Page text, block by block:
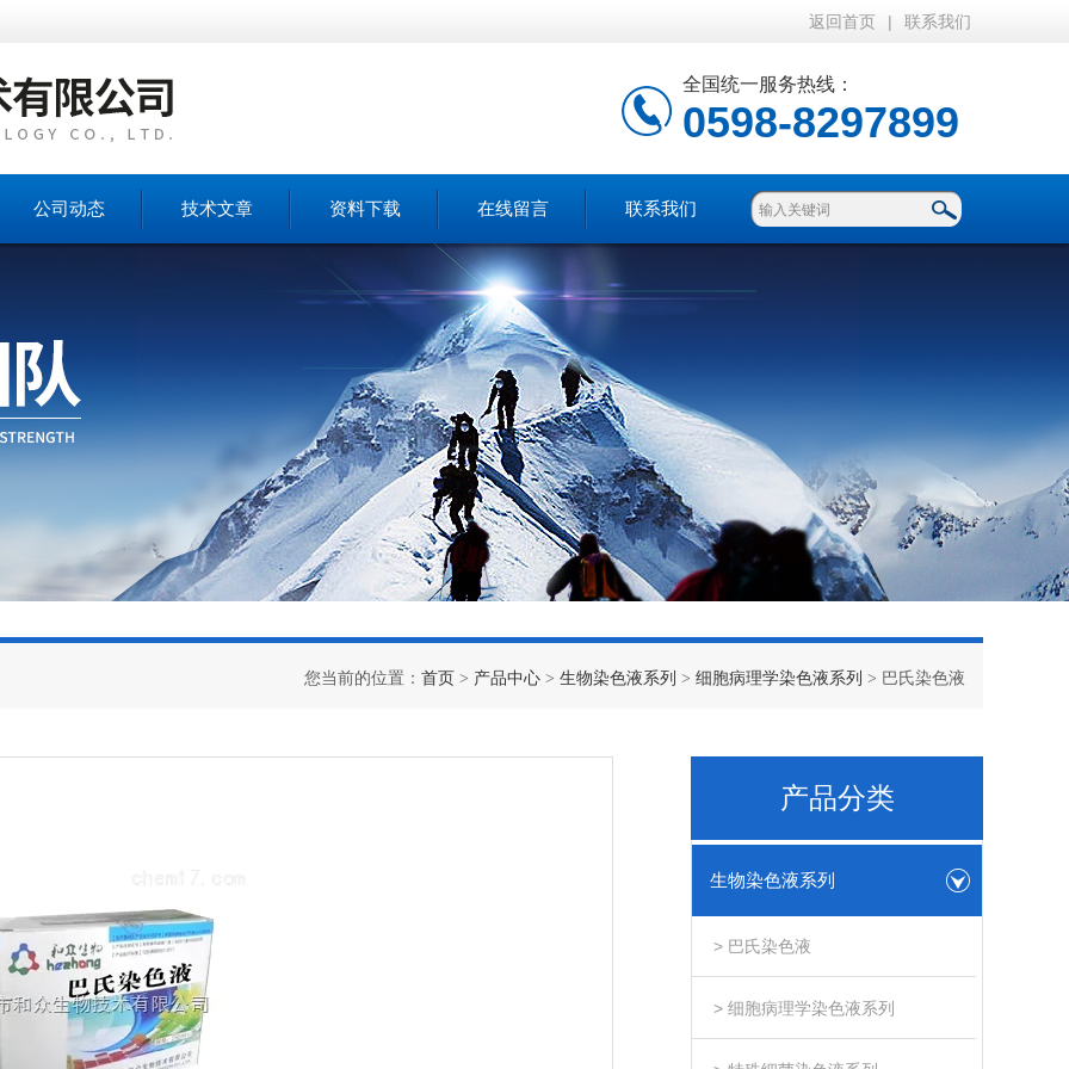
返回首页 | 联系我们
全国统一服务热线：
0598-8297899
公司动态 技术文章 资料下载 在线留言 联系我们
您当前的位置： 首页 > 产品中心 > 生物染色液系列 > 细胞病理学染色液系列 > 巴氏染色液
产品分类
生物染色液系列
> 巴氏染色液
> 细胞病理学染色液系列